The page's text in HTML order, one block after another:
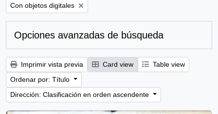
Remove filter:
Con objetos digitales
Opciones avanzadas de búsqueda
Imprimir vista previa Card view
Table view
Ordenar por: Título
Dirección: Clasificación en orden ascendente